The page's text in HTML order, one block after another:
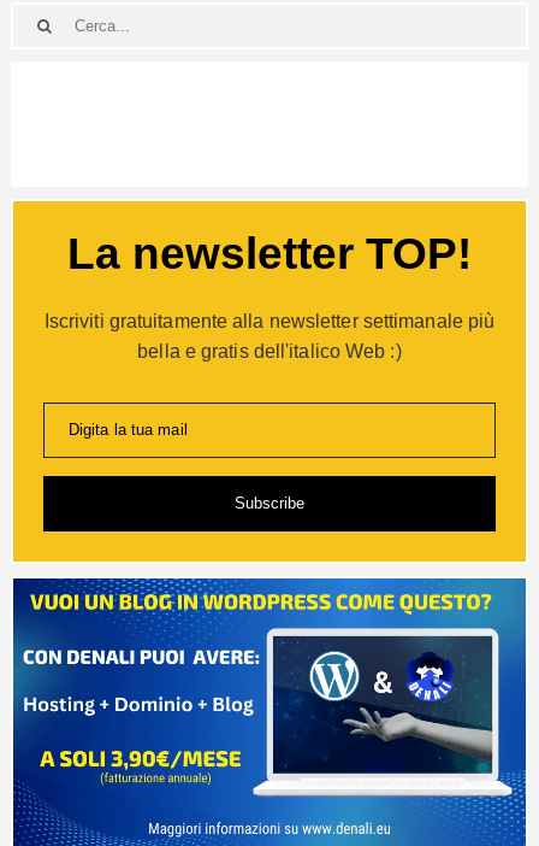
La newsletter TOP!
Iscriviti gratuitamente alla newsletter settimanale più
bella e gratis dell'italico Web :)
Digita la tua mail
Subscribe